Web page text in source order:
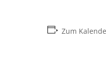
Zum